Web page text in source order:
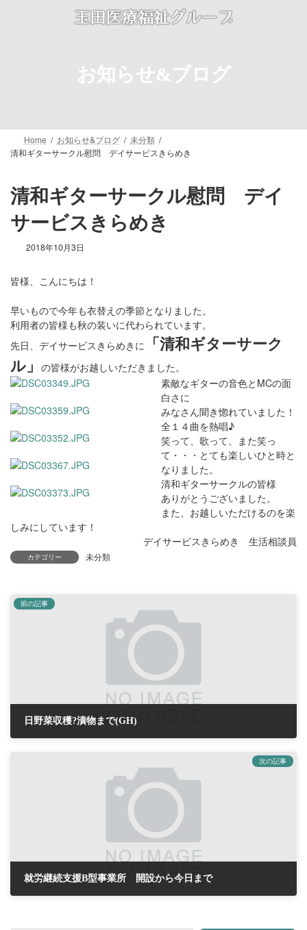
お知らせ&ブログ
Home お知らせ&ブログ
未分類
清和ギターサークル慰問 デイサービスきらめき
清和ギターサークル慰問 デイ
サービスきらめき
2018年10月3日
皆様、こんにちは！
早いもので今年も衣替えの季節となりました。
利用者の皆様も秋の装いに代わられています。
先日、デイサービスきらめきに
「清和ギターサーク
ル」 の皆様がお越しいただきました。
素敵なギターの音色とMCの面
白さに
みなさん聞き惚れていました！
全１４曲を熱唱♪
笑って、歌って、また笑っ
て・・・とても楽しいひと時と
なりました。
清和ギターサークルの皆様
ありがとうございました。
また、お越しいただけるのを楽
しみにしています！
デイサービスきらめき 生活相談員
カテゴリー 未分類
前の記事
日野菜収穫?漬物まで(GH)
次の記事
就労継続支援B型事業所 開設から今日まで